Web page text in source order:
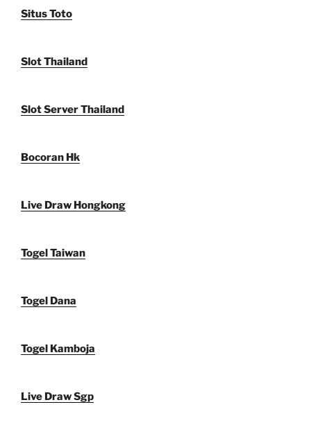
Situs Toto
Slot Thailand
Slot Server Thailand
Bocoran Hk
Live Draw Hongkong
Togel Taiwan
Togel Dana
Togel Kamboja
Live Draw Sgp